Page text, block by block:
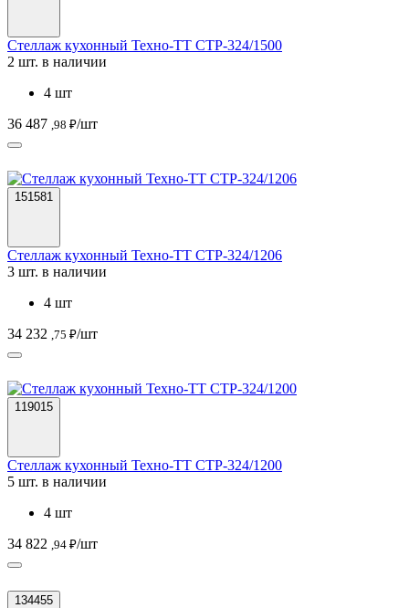
Стеллаж кухонный Техно-ТТ СТР-324/1500
2 шт. в наличии
4 шт
36 487 ,98 ₽/шт
151581
Стеллаж кухонный Техно-ТТ СТР-324/1206
3 шт. в наличии
4 шт
34 232 ,75 ₽/шт
119015
Стеллаж кухонный Техно-ТТ СТР-324/1200
5 шт. в наличии
4 шт
34 822 ,94 ₽/шт
134455